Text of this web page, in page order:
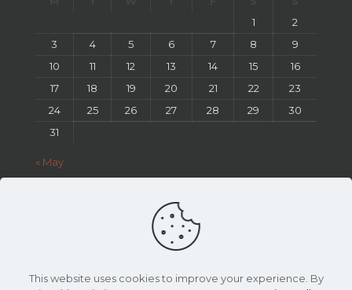
1
2
3
4 5 6 7 8
9
10
11 12 13 14 15
16
17
18 19 20 21 22
23
24
25 26 27 28 29
30
31
« May
This website uses cookies to improve your experience. By